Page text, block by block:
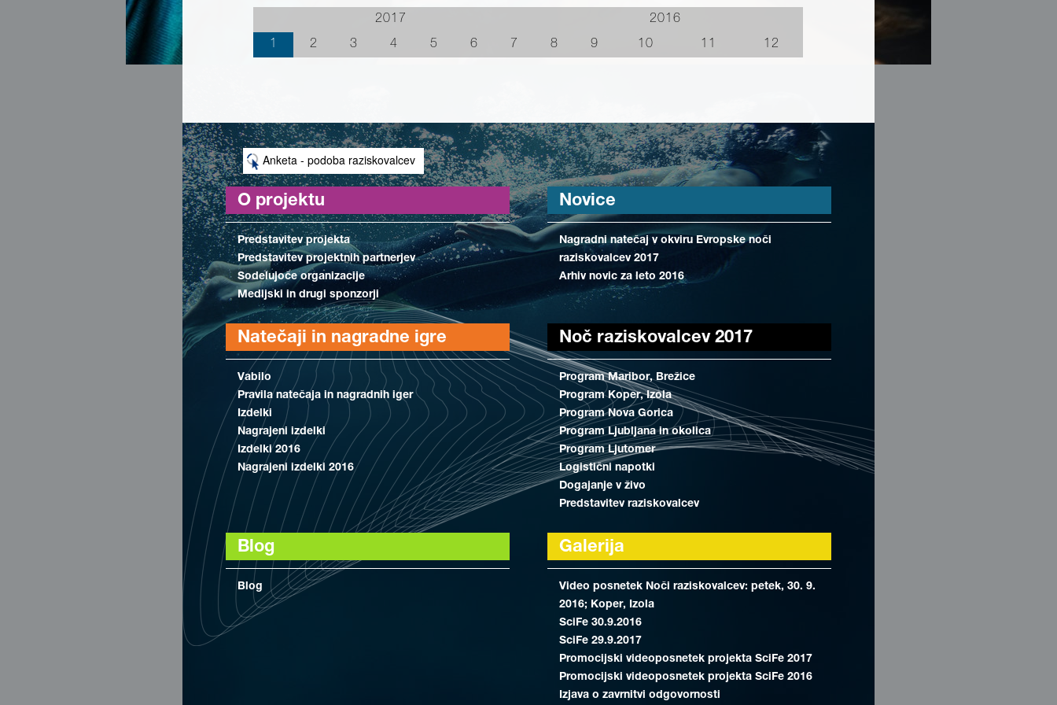
2017
2016
1
2 3 4 5 6 7 8 9 10 11 12
Anketa - podoba raziskovalcev
O projektu
Predstavitev projekta
Predstavitev projektnih partnerjev
Sodelujoče organizacije
Medijski in drugi sponzorji
Novice
Nagradni natečaj v okviru Evropske noči
raziskovalcev 2017
Arhiv novic za leto 2016
Natečaji in nagradne igre
Vabilo
Pravila natečaja in nagradnih iger
Izdelki
Nagrajeni izdelki
Izdelki 2016
Nagrajeni izdelki 2016
Noč raziskovalcev 2017
Program Maribor, Brežice
Program Koper, Izola
Program Nova Gorica
Program Ljubljana in okolica
Program Ljutomer
Logistični napotki
Dogajanje v živo
Predstavitev raziskovalcev
Blog
Blog
Galerija
Video posnetek Noči raziskovalcev: petek, 30. 9.
2016; Koper, Izola
SciFe 30.9.2016
SciFe 29.9.2017
Promocijski videoposnetek projekta SciFe 2017
Promocijski videoposnetek projekta SciFe 2016
Izjava o zavrnitvi odgovornosti